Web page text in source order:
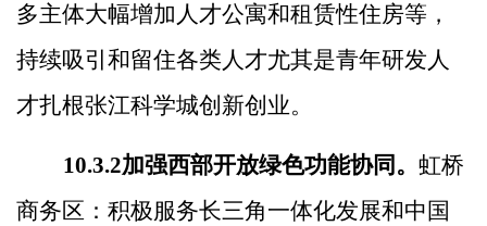
多主体大幅增加人才公寓和租赁性住房等，
持续吸引和留住各类人才尤其是青年研发人
才扎根张江科学城创新创业。
10.3.2加强西部开放绿色功能协同。 虹桥
商务区：积极服务长三角一体化发展和中国